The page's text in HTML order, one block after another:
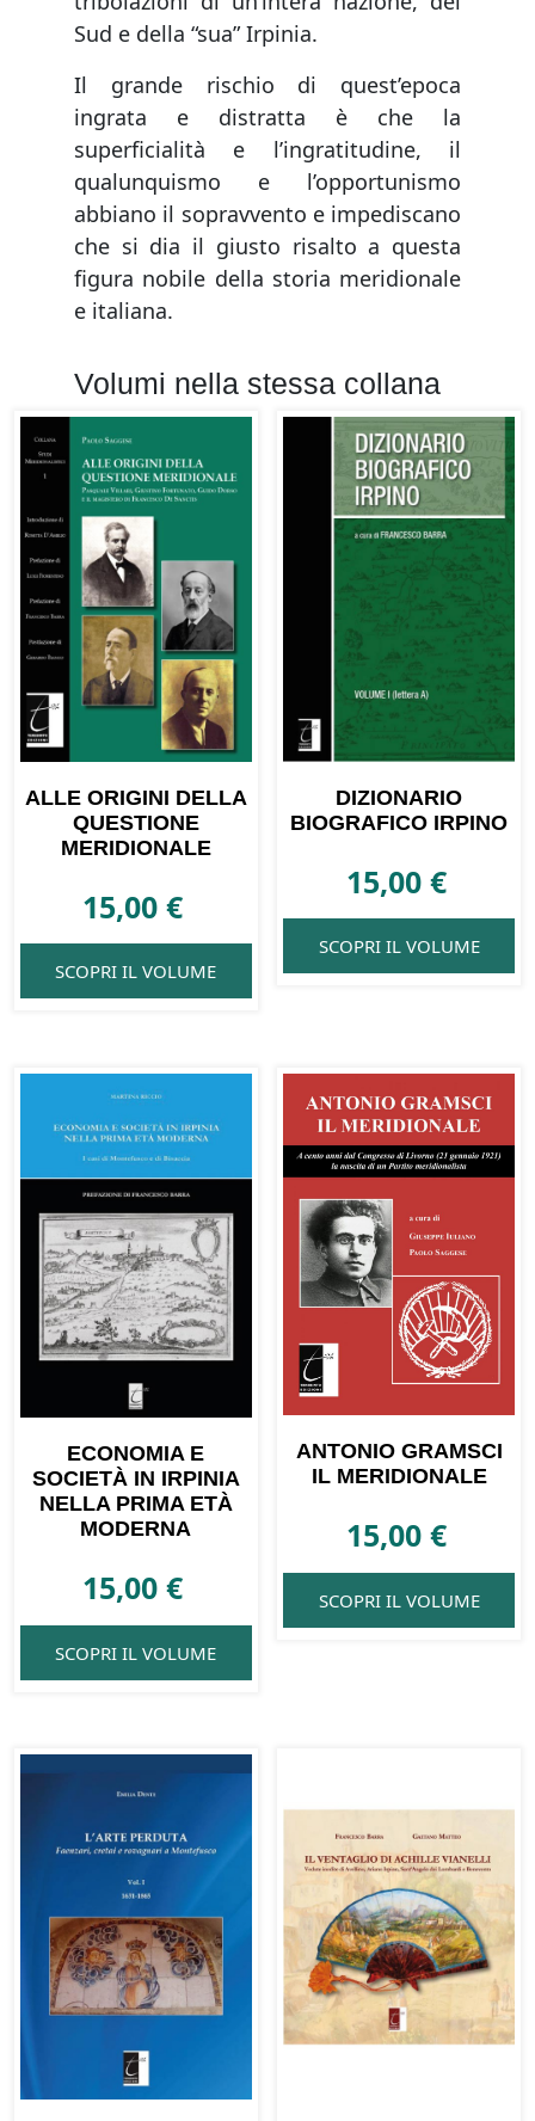
Sud e della “sua” Irpinia.
Il grande rischio di quest’epoca
ingrata e distratta è che la
superficialità e l’ingratitudine, il
qualunquismo e l’opportunismo
abbiano il sopravvento e impediscano
che si dia il giusto risalto a questa
figura nobile della storia meridionale
e italiana.
Volumi nella stessa collana
ALLE ORIGINI DELLA
QUESTIONE
MERIDIONALE
15,00€
SCOPRI IL VOLUME
DIZIONARIO
BIOGRAFICO IRPINO
15,00 €
SCOPRI IL VOLUME
ECONOMIA E
SOCIETÀ IN IRPINIA
NELLA PRIMA ETÀ
MODERNA
15,00€
SCOPRI IL VOLUME
ANTONIO GRAMSCI
IL MERIDIONALE
15,00 €
SCOPRI IL VOLUME